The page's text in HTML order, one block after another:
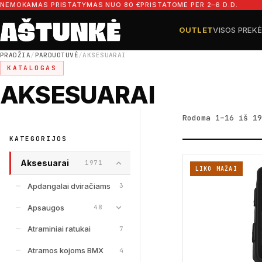
Pereiti prie turinio
NEMOKAMAS PRISTATYMAS NUO 80 €PRISTATOME PER 2–6 D.D.
OUTLETVISOS
Ieškoti dalių
Ieškoti
PRADŽIA/PARDUOTUVĖ/AKSESUARAI
KATALOGAS
AKSESUARAI
KATEGORIJOS
Aksesuarai 1971
Apdangalai dviračiams 3
Apsaugos 48
Atraminiai ratukai 7
Atramos kojoms BMX 4
Rodoma 1–16 iš
LIKO MAŽAI